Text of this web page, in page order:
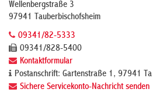
Wellenbergstraße 3
97941 Tauberbischofsheim
09341/82-5333
09341/828-5400
Kontaktformular
Postanschrift: Gartenstraße 1, 97941
Sichere Servicekonto-Nachricht senden